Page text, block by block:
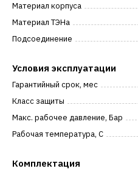
Материал корпуса
Материал ТЭНа
Подсоединение
Условия эксплуатации
Гарантийный срок, мес
Класс защиты
Макс. рабочее давление, Бар
Рабочая температура, С
Комплектация